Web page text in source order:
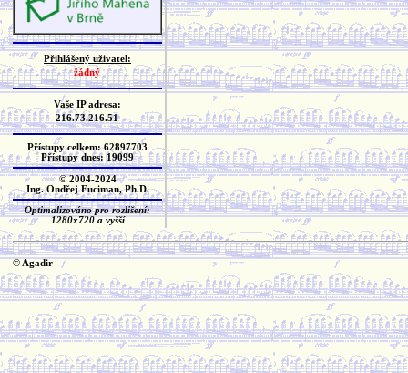
Přihlášený uživatel:
žádný
Vaše IP adresa:
216.73.216.51
Přístupy celkem: 62897703
Přístupy dnes: 19099
© 2004-2024
Ing. Ondřej Fuciman, Ph.D.
Optimalizováno pro rozlišení:
1280x720 a vyšší
© Agadir